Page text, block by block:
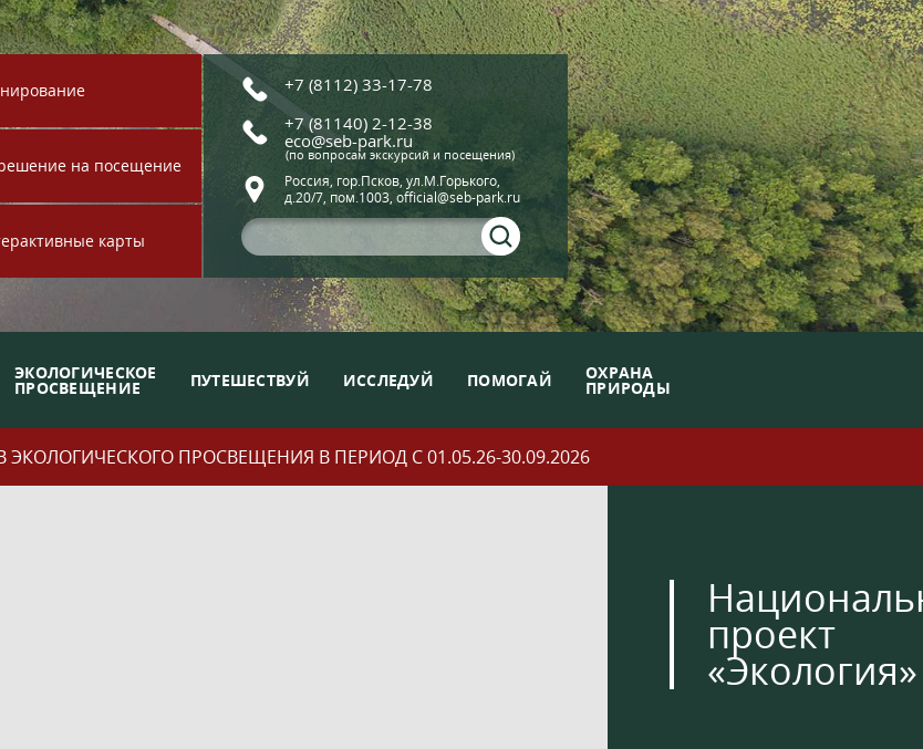
на посещение
карты
+7 (8112) 33-17-78
+7 (81140) 2-12-38
eco@seb-park.ru
(по вопросам экскурсий и посещения)
Россия, гор.Псков, ул.М.Горького,
д.20/7, пом.1003, official@seb-park.ru
ЭКОЛОГИЧЕСКОЕ
ПРОСВЕЩЕНИЕ ПУТЕШЕСТВУЙ ИССЛЕДУЙ ПОМОГАЙ ОХРАНА
ПРИРОДЫ
ЭКОЛОГИЧЕСКОГО ПРОСВЕЩЕНИЯ В ПЕРИОД С 01.05.26-30.09.2026
проект
«Экология»